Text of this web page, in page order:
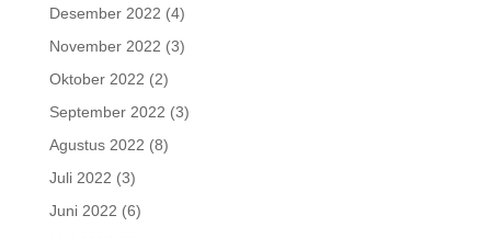
Desember 2022 (4)
November 2022 (3)
Oktober 2022 (2)
September 2022 (3)
Agustus 2022 (8)
Juli 2022 (3)
Juni 2022 (6)